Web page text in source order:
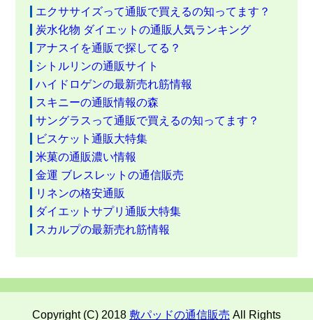
エクササイズって通販で買えるの知ってます？
炭水化物 ダイエットの通販人気ランキング
アナスイを通販で探してる？
シトルリンの通販サイト
ハイドロゲンの最新売れ筋情報
スキニーの通販情報の森
サングラスって通販で買えるの知ってます？
ビスケット通販大特集
米菓の通販濃い情報
金運 ブレスレットの通信販売
リネンの格安通販
ダイエットサプリ通販大特集
スカルプの最新売れ筋情報
Copyright (C) 2018 敷パッドの通信販売 All Rights